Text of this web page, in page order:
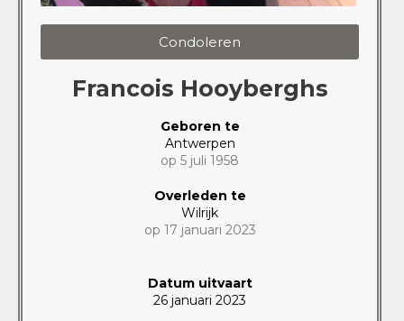
Condoleren
Francois Hooyberghs
Geboren te
Antwerpen
op 5 juli 1958
Overleden te
Wilrijk
op 17 januari 2023
Datum uitvaart
26 januari 2023